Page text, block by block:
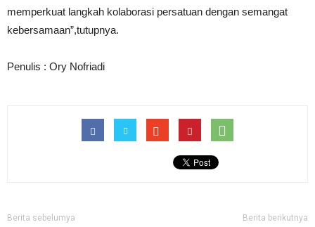
memperkuat langkah kolaborasi persatuan dengan semangat
kebersamaan”,tutupnya.
Penulis : Ory Nofriadi
Berita sebelumya Berita berikutnya